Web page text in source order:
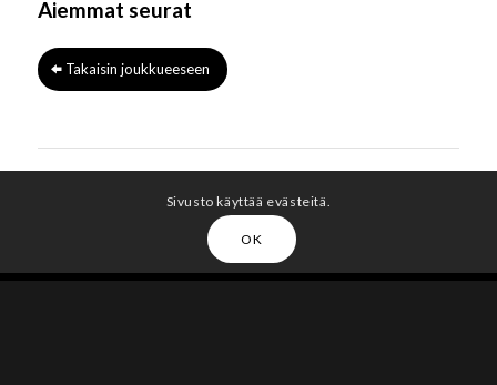
Aiemmat seurat
Takaisin joukkueeseen
Sivusto käyttää evästeitä.
OK